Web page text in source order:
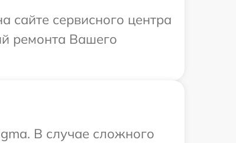
сайте сервисного центра
ремонта Вашего
В случае сложного